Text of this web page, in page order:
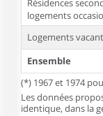
Résidences
logements
Logements
Ensemble
(*) 1967 et 1974
Les données
identique, dans la